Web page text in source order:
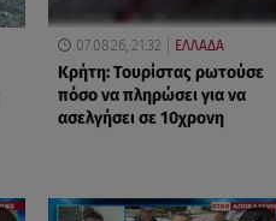
07.08.26, 21:32 ΕΛΛΑΔΑ
Κρήτη: Τουρίστας ρωτούσε
πόσο να πληρώσει για να
ασελγήσει σε 10χρονη